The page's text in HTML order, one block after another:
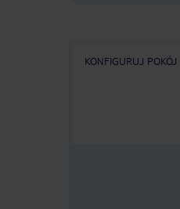
KONFIGURUJ POKÓJ